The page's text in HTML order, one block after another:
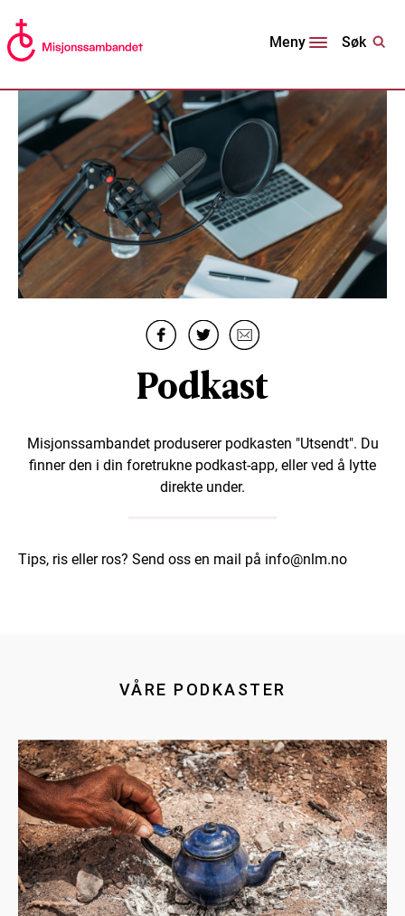
Meny Søk
Podkast
Misjonssambandet produserer podkasten "Utsendt". Du
finner den i din foretrukne podkast-app, eller ved å lytte
direkte under.
Tips, ris eller ros? Send oss en mail på info@nlm.no
VÅRE PODKASTER